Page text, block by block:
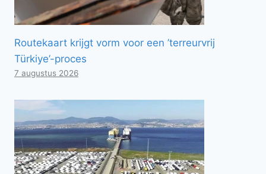
Routekaart krijgt vorm voor een ’terreurvrij
Türkiye’-proces
7 augustus 2026